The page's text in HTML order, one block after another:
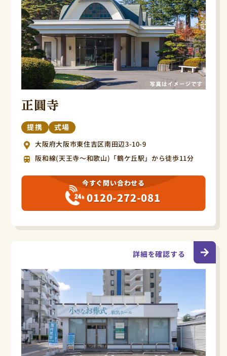
正圓寺
提携 式場
大阪府大阪市東住吉区南田辺3-10-9
阪和線(天王寺〜和歌山)「鶴ケ丘駅」から徒歩11分
今すぐ問い合わせる
0120-272-081
詳細を確認する